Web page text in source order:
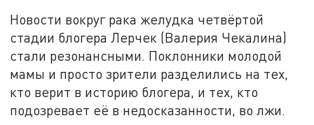
Новости вокруг рака желудка четвёртой
стадии блогера Лерчек (Валерия Чекалина)
стали резонансными. Поклонники молодой
мамы и просто зрители разделились на тех,
кто верит в историю блогера, и тех, кто
подозревает её в недосказанности, во лжи.